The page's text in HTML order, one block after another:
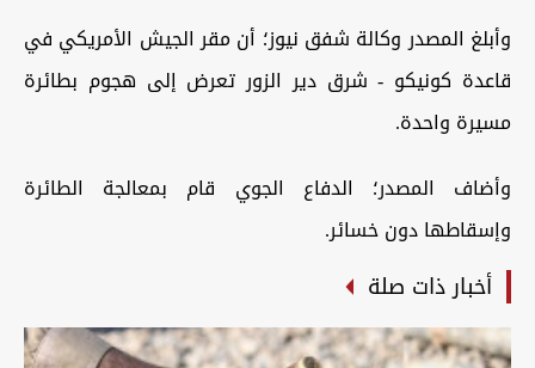
وأبلغ المصدر وكالة شفق نيوز؛ أن مقر الجيش الأمريكي في
قاعدة كونيكو - شرق دير الزور تعرض إلى هجوم بطائرة
مسيرة واحدة.
وأضاف المصدر؛ الدفاع الجوي قام بمعالجة الطائرة
وإسقاطها دون خسائر.
أخبار ذات صلة